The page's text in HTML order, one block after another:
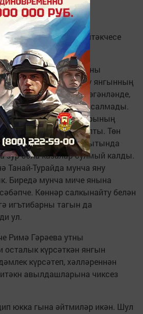
уртасы булуга...
бүлеге җитәкчесе
төзексезлеге, аны
туры килмәү янгынның
ла, ут вакытында йөгәнләнде,
кураларга зыян салмады.
электр чыбыкларының
мунчага ут капты. Төн
аны күрүче, вакытында
зур бәла-казалар булмый калды.
Танай-Турайда мунча яну
Биредә мунча миче янына
Көннәр салкынайту белән
игътибарны тагын да
ул.
Римә Гәрәева утны
осталык күрсәткән янгын
күрсәтеп, хәлләреннән
авылдашларына чиксез
юкка гына әйтмиләр икән. Шул